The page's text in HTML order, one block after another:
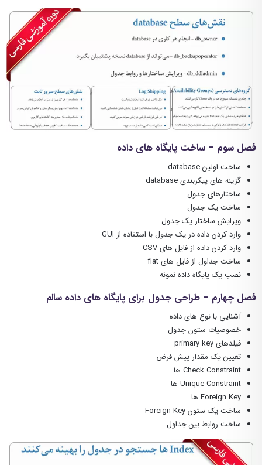
فصل سوم – ساخت پایگاه های داده
ساخت اولین database
گزینه های پیکربندی database
ساختارهای جدول
ساخت یک جدول
ویرایش ساختار یک جدول
وارد کردن داده در یک جدول با استفاده از GUI
وارد کردن داده از فایل های CSV
ساخت جداول از فایل های flat
نصب یک پایگاه داده نمونه
فصل چهارم – طراحی جدول برای پایگاه های داده سالم
آشنایی با نوع های داده
خصوصیات ستون جدول
فیلدهای primary key
تعیین یک مقدار پیش فرض
Check Constraint ها
Unique Constraint ها
Foreign Key ها
ساخت یک ستون Foreign Key
ساخت روابط بین جداول